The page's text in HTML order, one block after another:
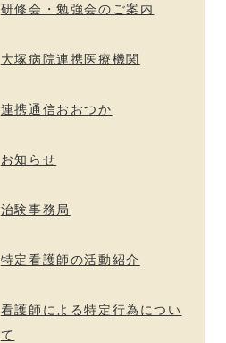
研修会・勉強会のご案内
大塚病院連携医療機関
連携通信おおつか
お知らせ
治験事務局
特定看護師の活動紹介
看護師による特定行為につい
て